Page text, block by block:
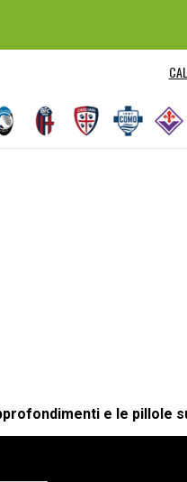
e le pillole